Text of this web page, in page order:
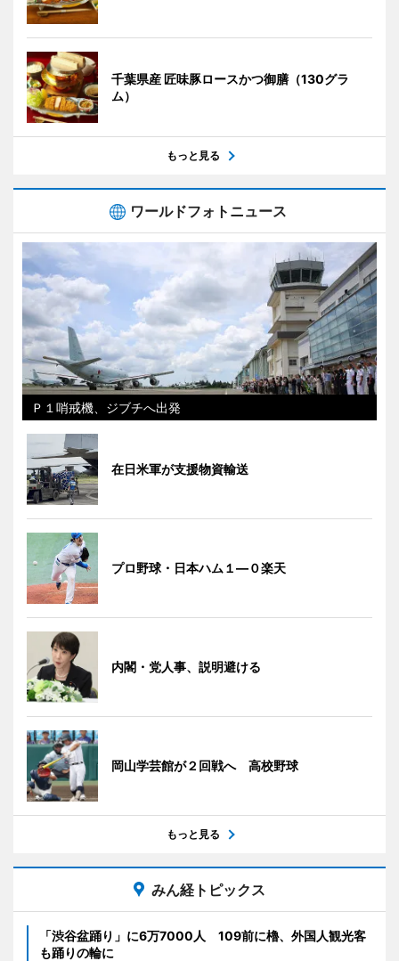
千葉県産 匠味豚ロースかつ御膳（130グラ
ム）
もっと見る
ワールドフォトニュース
Ｐ１哨戒機、ジブチへ出発
在日米軍が支援物資輸送
プロ野球・日本ハム１―０楽天
内閣・党人事、説明避ける
岡山学芸館が２回戦へ 高校野球
もっと見る
みん経トピックス
「渋谷盆踊り」に6万7000人 109前に櫓、外国人観光客
も踊りの輪に